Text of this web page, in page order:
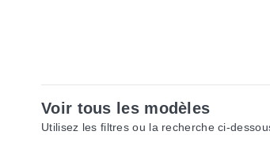
Voir tous les modèles
Utilisez les filtres ou la recherche ci-